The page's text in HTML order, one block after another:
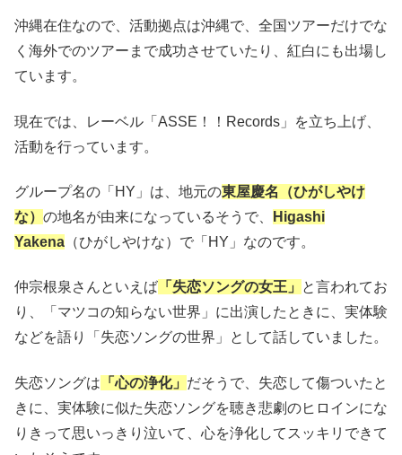
沖縄在住なので、活動拠点は沖縄で、全国ツアーだけでな
く海外でのツアーまで成功させていたり、紅白にも出場し
ています。
現在では、レーベル「ASSE！！Records」を立ち上げ、
活動を行っています。
グループ名の「HY」は、地元の東屋慶名（ひがしやけ
な） の地名が由来になっているそうで、
Higashi
Yakena （ひがしやけな）で「HY」なのです。
仲宗根泉さんといえば 「失恋ソングの女王」
と言われてお
り、「マツコの知らない世界」に出演したときに、実体験
などを語り「失恋ソングの世界」として話していました。
失恋ソングは 「心の浄化」 だそうで、失恋して傷ついたと
きに、実体験に似た失恋ソングを聴き悲劇のヒロインにな
りきって思いっきり泣いて、心を浄化してスッキリできて